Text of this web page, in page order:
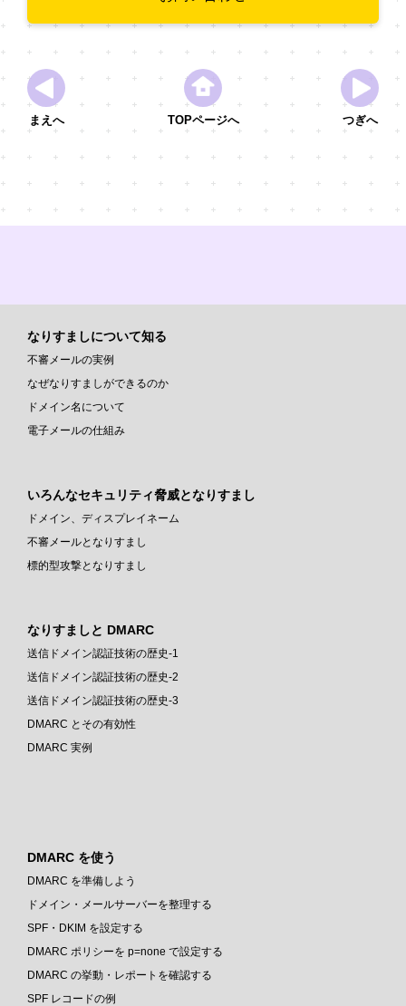
まえへ TOPページへ つぎへ
なりすましについて知る
不審メールの実例
なぜなりすましができるのか
ドメイン名について
電子メールの仕組み
いろんなセキュリティ脅威となりすまし
ドメイン、ディスプレイネーム
不審メールとなりすまし
標的型攻撃となりすまし
なりすましと DMARC
送信ドメイン認証技術の歴史-1
送信ドメイン認証技術の歴史-2
送信ドメイン認証技術の歴史-3
DMARC とその有効性
DMARC 実例
DMARC を使う
DMARC を準備しよう
ドメイン・メールサーバーを整理する
SPF・DKIM を設定する
DMARC ポリシーを p=none で設定する
DMARC の挙動・レポートを確認する
SPF レコードの例